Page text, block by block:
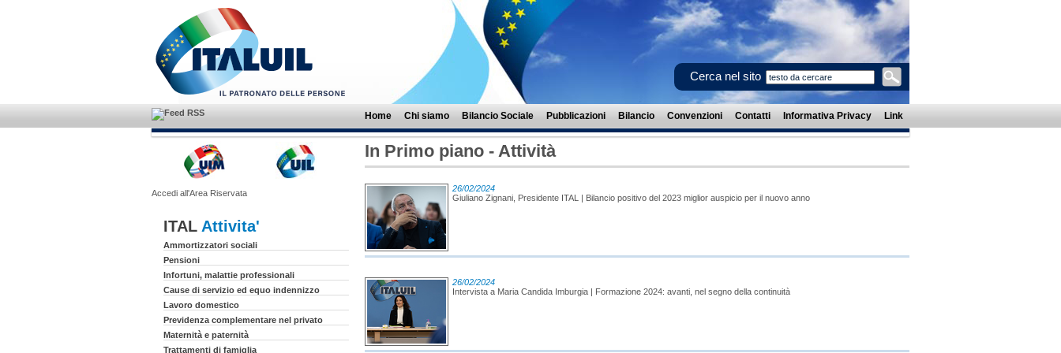
Cerca nel sito
Home Chi siamo Bilancio Sociale Pubblicazioni Bilancio Convenzioni Contatti Informativa Privacy Link
Accedi all'Area Riservata
ITAL Attivita'
Ammortizzatori sociali
Pensioni
Infortuni, malattie professionali
Cause di servizio ed equo indennizzo
Lavoro domestico
Previdenza complementare nel privato
Maternità e paternità
Trattamenti di famiglia
In Primo piano - Attività
26/02/2024
Giuliano Zignani, Presidente ITAL | Bilancio positivo del 2023 miglior auspicio per il nuovo anno
26/02/2024
Intervista a Maria Candida Imburgia | Formazione 2024: avanti, nel segno della continuità